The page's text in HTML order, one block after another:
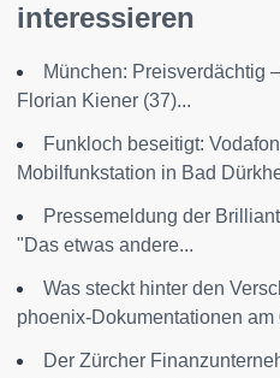
interessieren
München: Preisverdächtig
Florian Kiener (37)...
Funkloch beseitigt:
Mobilfunkstation in Bad
Pressemeldung der
"Das etwas andere...
Was steckt hinter den
phoenix-Dokumentationen am
Der Zürcher